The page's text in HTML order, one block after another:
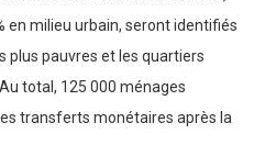
en milieu urbain, seront identifiés
plus pauvres et les quartiers
total, 125 000 ménages
transferts monétaires après la